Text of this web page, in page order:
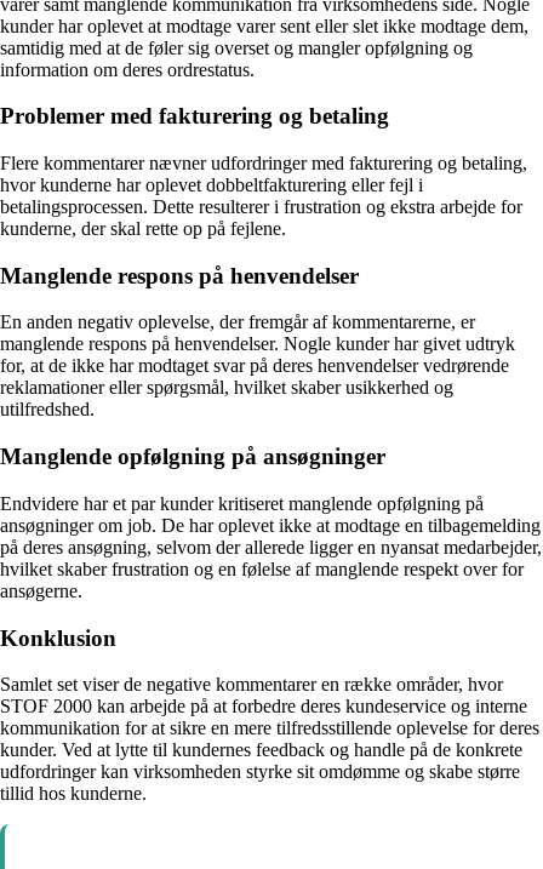
kunder har oplevet at modtage varer sent eller slet ikke modtage dem,
samtidig med at de føler sig overset og mangler opfølgning og
information om deres ordrestatus.
Problemer med fakturering og betaling
Flere kommentarer nævner udfordringer med fakturering og betaling,
hvor kunderne har oplevet dobbeltfakturering eller fejl i
betalingsprocessen. Dette resulterer i frustration og ekstra arbejde for
kunderne, der skal rette op på fejlene.
Manglende respons på henvendelser
En anden negativ oplevelse, der fremgår af kommentarerne, er
manglende respons på henvendelser. Nogle kunder har givet udtryk
for, at de ikke har modtaget svar på deres henvendelser vedrørende
reklamationer eller spørgsmål, hvilket skaber usikkerhed og
utilfredshed.
Manglende opfølgning på ansøgninger
Endvidere har et par kunder kritiseret manglende opfølgning på
ansøgninger om job. De har oplevet ikke at modtage en tilbagemelding
på deres ansøgning, selvom der allerede ligger en nyansat medarbejder,
hvilket skaber frustration og en følelse af manglende respekt over for
ansøgerne.
Konklusion
Samlet set viser de negative kommentarer en række områder, hvor
STOF 2000 kan arbejde på at forbedre deres kundeservice og interne
kommunikation for at sikre en mere tilfredsstillende oplevelse for deres
kunder. Ved at lytte til kundernes feedback og handle på de konkrete
udfordringer kan virksomheden styrke sit omdømme og skabe større
tillid hos kunderne.